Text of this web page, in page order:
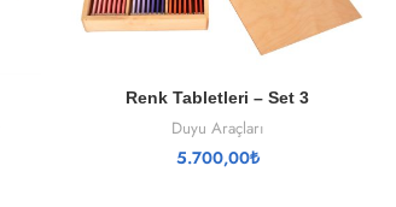
SEPETE EKLE
Renk Tabletleri – Set 3
Duyu Araçları
5.700,00₺